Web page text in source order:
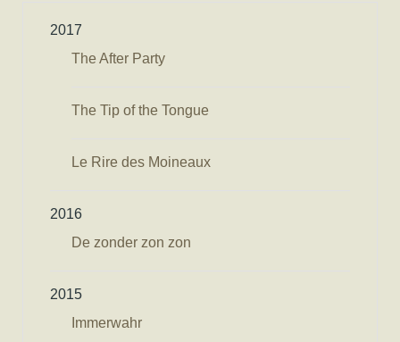
2017
The After Party
The Tip of the Tongue
Le Rire des Moineaux
2016
De zonder zon zon
2015
Immerwahr